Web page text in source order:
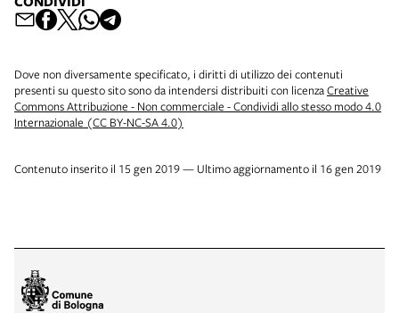
Dove non diversamente specificato, i diritti di utilizzo dei contenuti
presenti su questo sito sono da intendersi distribuiti con licenzaCreative
Commons Attribuzione - Non commerciale - Condividi allo stesso modo 4.0
Internazionale (CC BY-NC-SA 4.0)
Contenuto inserito il 15 gen 2019 — Ultimo aggiornamento il 16 gen 2019